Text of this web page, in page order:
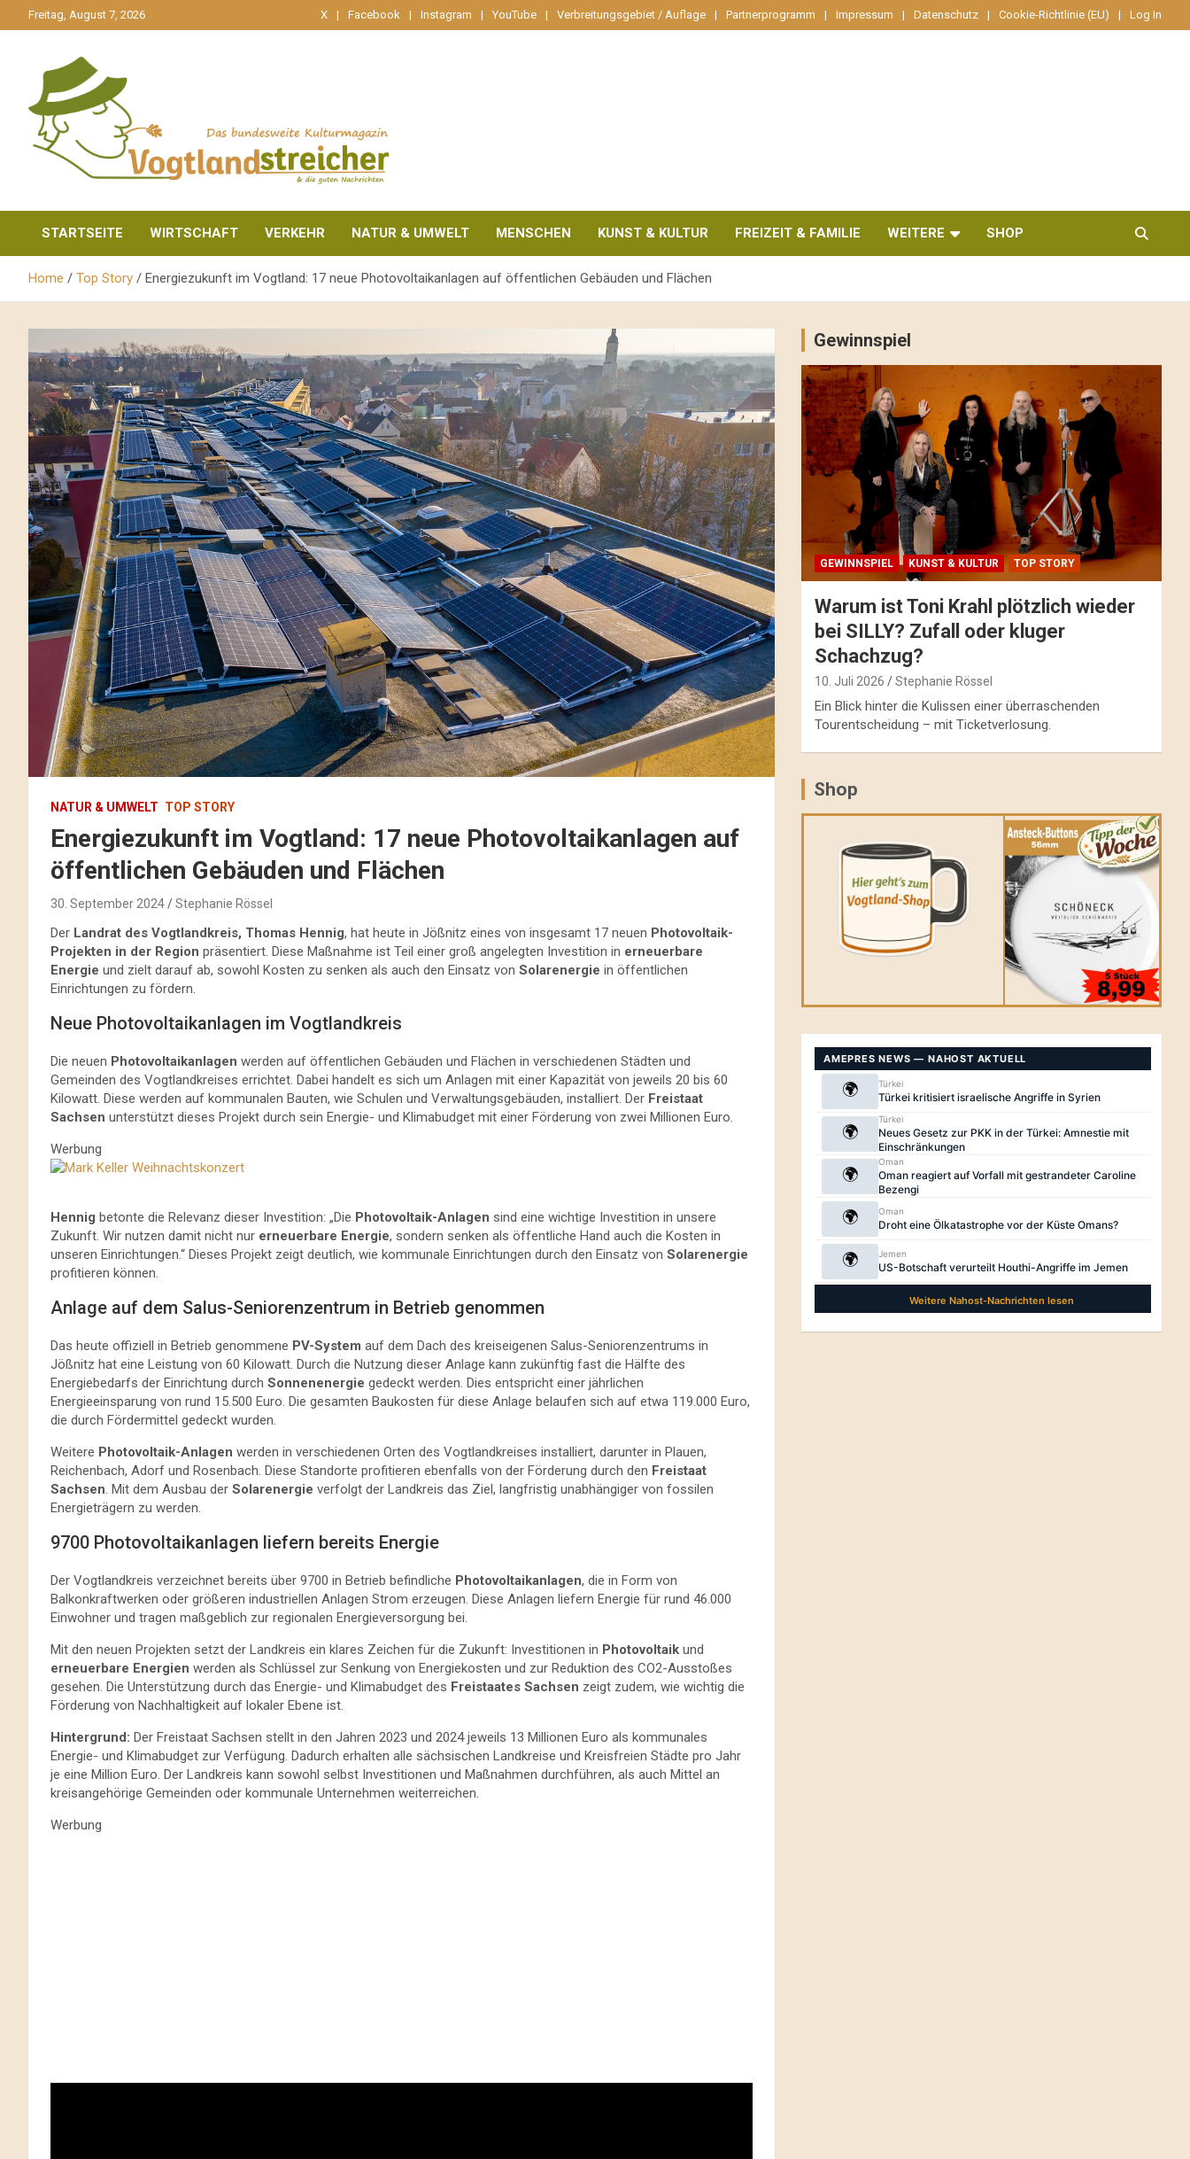
zum
Freitag, August 7, 2026 X Facebook Instagram YouTube Verbreitungsgebiet / Auflage Partnerprogramm Impressum Datenschutz Cookie-Richtlinie (EU) Log In
Vogtlandstreicher
STARTSEITE WIRTSCHAFT VERKEHR NATUR & UMWELT MENSCHEN KUNST & KULTUR FREIZEIT & FAMILIE WEITERE SHOP
Home Top Story Energiezukunft im Vogtland: 17 neue Photovoltaikanlagen auf öffentlichen Gebäuden und Flächen
NATUR & UMWELT TOP STORY
Energiezukunft im Vogtland: 17 neue Photovoltaikanlagen auf
öffentlichen Gebäuden und Flächen
30. September 2024 Stephanie Rössel
Der Landrat des Vogtlandkreis, Thomas Hennig, hat heute in Jößnitz eines von insgesamt 17 neuen Photovoltaik-
Projekten in der Region präsentiert. Diese Maßnahme ist Teil einer groß angelegten Investition in erneuerbare
Energie und zielt darauf ab, sowohl Kosten zu senken als auch den Einsatz von Solarenergie in öffentlichen
Einrichtungen zu fördern.
Neue Photovoltaikanlagen im Vogtlandkreis
Die neuen Photovoltaikanlagen werden auf öffentlichen Gebäuden und Flächen in verschiedenen Städten und
Gemeinden des Vogtlandkreises errichtet. Dabei handelt es sich um Anlagen mit einer Kapazität von jeweils 20 bis 60
Kilowatt. Diese werden auf kommunalen Bauten, wie Schulen und Verwaltungsgebäuden, installiert. Der Freistaat
Sachsen unterstützt dieses Projekt durch sein Energie- und Klimabudget mit einer Förderung von zwei Millionen Euro.
Werbung
Hennig betonte die Relevanz dieser Investition: „Die Photovoltaik-Anlagen sind eine wichtige Investition in unsere
Zukunft. Wir nutzen damit nicht nur erneuerbare Energie, sondern senken als öffentliche Hand auch die Kosten in
unseren Einrichtungen.“ Dieses Projekt zeigt deutlich, wie kommunale Einrichtungen durch den Einsatz von Solarenergie
profitieren können.
Anlage auf dem Salus-Seniorenzentrum in Betrieb genommen
Das heute offiziell in Betrieb genommene PV-System auf dem Dach des kreiseigenen Salus-Seniorenzentrums in
Jößnitz hat eine Leistung von 60 Kilowatt. Durch die Nutzung dieser Anlage kann zukünftig fast die Hälfte des
Energiebedarfs der Einrichtung durch Sonnenenergie gedeckt werden. Dies entspricht einer jährlichen
Energieeinsparung von rund 15.500 Euro. Die gesamten Baukosten für diese Anlage belaufen sich auf etwa 119.000 Euro,
die durch Fördermittel gedeckt wurden.
Weitere Photovoltaik-Anlagen werden in verschiedenen Orten des Vogtlandkreises installiert, darunter in Plauen,
Reichenbach, Adorf und Rosenbach. Diese Standorte profitieren ebenfalls von der Förderung durch den Freistaat
Sachsen . Mit dem Ausbau der Solarenergie verfolgt der Landkreis das Ziel, langfristig unabhängiger von fossilen
Energieträgern zu werden.
9700 Photovoltaikanlagen liefern bereits Energie
Der Vogtlandkreis verzeichnet bereits über 9700 in Betrieb befindliche Photovoltaikanlagen, die in Form von
Balkonkraftwerken oder größeren industriellen Anlagen Strom erzeugen. Diese Anlagen liefern Energie für rund 46.000
Einwohner und tragen maßgeblich zur regionalen Energieversorgung bei.
Mit den neuen Projekten setzt der Landkreis ein klares Zeichen für die Zukunft: Investitionen in Photovoltaik und
erneuerbare Energien werden als Schlüssel zur Senkung von Energiekosten und zur Reduktion des CO2-Ausstoßes
gesehen. Die Unterstützung durch das Energie- und Klimabudget des Freistaates Sachsen zeigt zudem, wie wichtig die
Förderung von Nachhaltigkeit auf lokaler Ebene ist.
Hintergrund: Der Freistaat Sachsen stellt in den Jahren 2023 und 2024 jeweils 13 Millionen Euro als kommunales
Energie- und Klimabudget zur Verfügung. Dadurch erhalten alle sächsischen Landkreise und Kreisfreien Städte pro Jahr
je eine Million Euro. Der Landkreis kann sowohl selbst Investitionen und Maßnahmen durchführen, als auch Mittel an
kreisangehörige Gemeinden oder kommunale Unternehmen weiterreichen.
Werbung
Gewinnspiel
GEWINNSPIEL KUNST & KULTUR TOP STORY
Warum ist Toni Krahl plötzlich wieder
bei SILLY? Zufall oder kluger
Schachzug?
10. Juli 2026 Stephanie Rössel
Ein Blick hinter die Kulissen einer überraschenden
Tourentscheidung – mit Ticketverlosung.
Shop